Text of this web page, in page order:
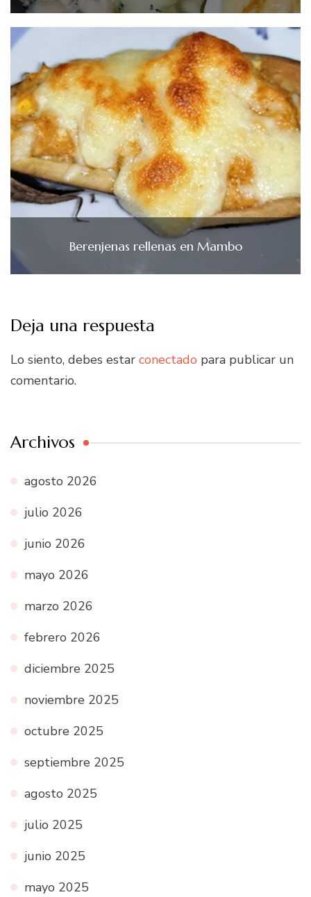
Berenjenas rellenas en Mambo
Deja una respuesta
Lo siento, debes estar conectado para publicar un
comentario.
Archivos
agosto 2026
julio 2026
junio 2026
mayo 2026
marzo 2026
febrero 2026
diciembre 2025
noviembre 2025
octubre 2025
septiembre 2025
agosto 2025
julio 2025
junio 2025
mayo 2025